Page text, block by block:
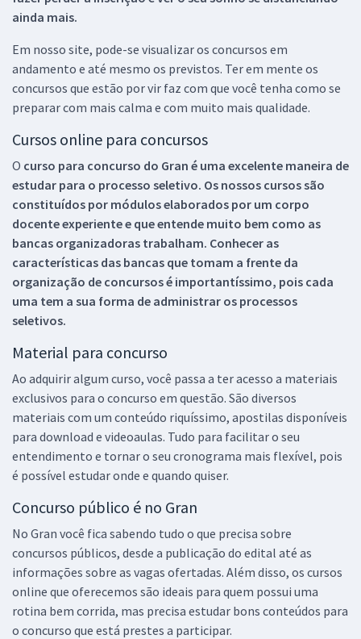
ainda mais.
Em nosso site, pode-se visualizar os concursos em
andamento e até mesmo os previstos. Ter em mente os
concursos que estão por vir faz com que você tenha como se
preparar com mais calma e com muito mais qualidade.
Cursos online para concursos
O curso para concurso do Gran é uma excelente maneira de
estudar para o processo seletivo. Os nossos cursos são
constituídos por módulos elaborados por um corpo
docente experiente e que entende muito bem como as
bancas organizadoras trabalham. Conhecer as
características das bancas que tomam a frente da
organização de concursos é importantíssimo, pois cada
uma tem a sua forma de administrar os processos
seletivos.
Material para concurso
Ao adquirir algum curso, você passa a ter acesso a materiais
exclusivos para o concurso em questão. São diversos
materiais com um conteúdo riquíssimo, apostilas disponíveis
para download e videoaulas. Tudo para facilitar o seu
entendimento e tornar o seu cronograma mais flexível, pois
é possível estudar onde e quando quiser.
Concurso público é no Gran
No Gran você fica sabendo tudo o que precisa sobre
concursos públicos, desde a publicação do edital até as
informações sobre as vagas ofertadas. Além disso, os cursos
online que oferecemos são ideais para quem possui uma
rotina bem corrida, mas precisa estudar bons conteúdos para
o concurso que está prestes a participar.